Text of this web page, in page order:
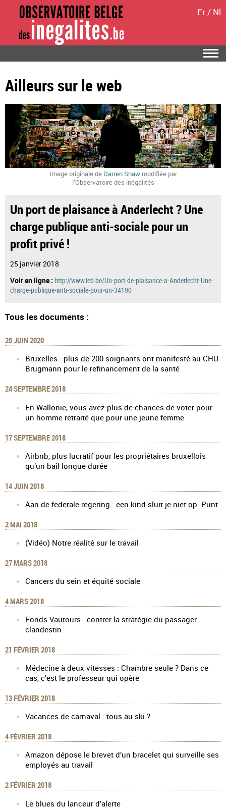
Fr/ Nl
Ailleurs sur le web
Image originale de Darren Shawmodifiée par
l’Observatoire des inégalités
Un port de plaisance à Anderlecht ? Une
charge publique anti-sociale pour un
profit privé !
25 janvier 2018
Voir en ligne : http://www.ieb.be/Un-port-de-plaisance-a-Anderlecht-Une-
charge-publique-anti-sociale-pour-un-34190
Tous les documents :
25 JUIN 2020
Bruxelles : plus de 200 soignants ont manifesté au CHU
Brugmann pour le refinancement de la santé
24 SEPTEMBRE 2018
En Wallonie, vous avez plus de chances de voter pour
un homme retraité que pour une jeune femme
17 SEPTEMBRE 2018
Airbnb, plus lucratif pour les propriétaires bruxellois
qu’un bail longue durée
14 JUIN 2018
Aan de federale regering : een kind sluit je niet op. Punt
2 MAI 2018
(Vidéo) Notre réalité sur le travail
27 MARS 2018
Cancers du sein et équité sociale
4 MARS 2018
Fonds Vautours : contrer la stratégie du passager
clandestin
21 FÉVRIER 2018
Médecine à deux vitesses : Chambre seule ? Dans ce
cas, c’est le professeur qui opère
13 FÉVRIER 2018
Vacances de carnaval : tous au ski ?
4 FÉVRIER 2018
Amazon dépose le brevet d’un bracelet qui surveille ses
employés au travail
2 FÉVRIER 2018
Le blues du lanceur d’alerte